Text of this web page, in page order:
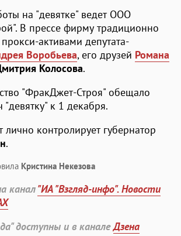
на "девятке" ведет ООО
В прессе фирму традиционно
активами депутата-
Воробьева, его друзей Романа
Колосова.
"ФракДжет-Строя" обещало
к 1 декабря.
лично контролирует губернатор
.
Кристина Некезова
канал"ИА "Взгляд-инфо". Новости
доступны и в каналеДзена